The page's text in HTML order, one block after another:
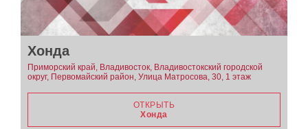
Хонда
Приморский край, Владивосток, Владивостокский городской
округ, Первомайский район, Улица Матросова, 30, 1 этаж
ОТКРЫТЬ
Хонда